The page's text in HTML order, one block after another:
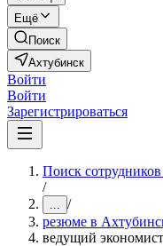
Ещё
Поиск
Ахтубинск
Войти
Войти
Зарегистрироваться
Поиск
/
... /
резюме в
ведущий